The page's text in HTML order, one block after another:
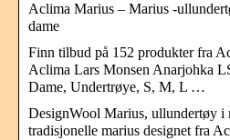
Aclima Marius – Marius -
dame
Finn tilbud på 152 produkter fra
Aclima Lars Monsen Anarjohka
Dame, Undertrøye, S, M, L …
DesignWool Marius, ullundertøy i
tradisjonelle marius designet fra